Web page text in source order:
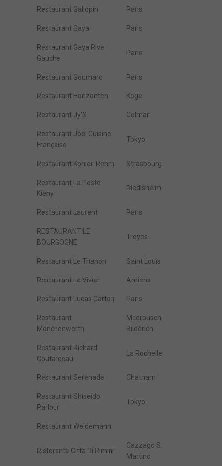
Restaurant Gallopin Paris
Restaurant Gaya Paris
Restaurant Gaya Rive
Gauche
Paris
Restaurant Goumard Paris
Restaurant Horizonten Koge
Restaurant Jy'S Colmar
Restaurant Jöel Cuisine
Française
Tokyo
Restaurant Kohler-Rehm Strasbourg
Restaurant La Poste
Kieny
Riedisheim
Restaurant Laurent Paris
RESTAURANT LE
BOURGOGNE
Troyes
Restaurant Le Trianon Saint Louis
Restaurant Le Vivier Amiens
Restaurant Lucas Carton Paris
Restaurant
Mönchenwerth
Mcerbusch-
Biidêrich
Restaurant Richard
Coutarceau
La Rochelle
Restaurant Serenade Chatham
Restaurant Shiseido
Parlour
Tokyo
Restaurant Weidemann
Ristorante Citta Di Rimini
Cazzago S.
Martino